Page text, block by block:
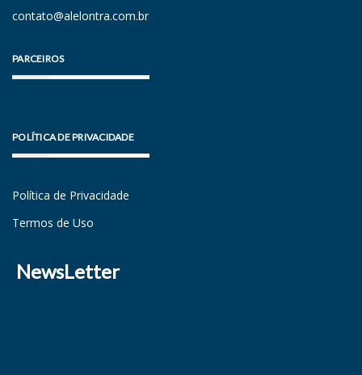
contato@alelontra.com.br
PARCEIROS
POLÍTICA DE PRIVACIDADE
Política de Privacidade
Termos de Uso
NewsLetter